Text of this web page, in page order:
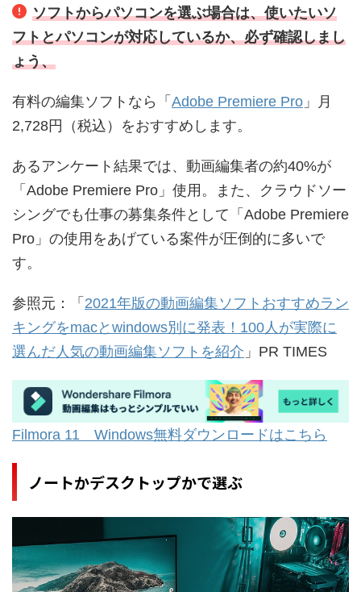
ソフトからパソコンを選ぶ場合は、使いたいソ
フトとパソコンが対応しているか、必ず確認しまし
ょう、
有料の編集ソフトなら「 Adobe Premiere Pro 」月
2,728円（税込）をおすすめします。
あるアンケート結果では、動画編集者の約40%が
「Adobe Premiere Pro」使用。また、 クラウドソー
シングでも仕事の募集条件として「Adobe Premiere
Pro」の使用をあげている案件が圧倒的に多いで
す。
参照元：「 2021年版の動画編集ソフトおすすめラン
キングをmacとwindows別に発表！100人が実際に
選んだ人気の動画編集ソフトを紹介 」PR TIMES
Filmora 11 Windows無料ダウンロードはこちら
ノートかデスクトップかで選ぶ